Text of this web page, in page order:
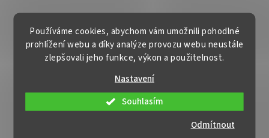
Používáme cookies, abychom vám umožnili pohodlné
prohlížení webu a díky analýze provozu webu neustále
zlepšovali jeho funkce, výkon a použitelnost.
Nastavení
Odmítnout
Souhlasím